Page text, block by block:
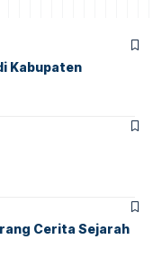
Kabupaten
Cerita Sejarah